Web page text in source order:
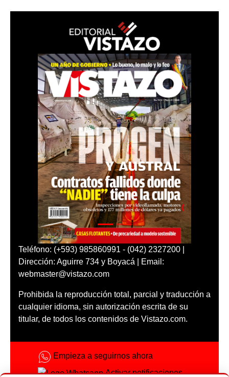
Teléfono: (+593) 985860991 - (042) 2327200 |
Dirección: Aguirre 734 y Boyacá | Email:
webmaster@vistazo.com
Prohibida la reproducción total, parcial y traducción a
cualquier idioma, sin autorización escrita de su
titular, de todos los contenidos de Vistazo.com.
Empieza a seguirnos ahora
Activar notificaciones